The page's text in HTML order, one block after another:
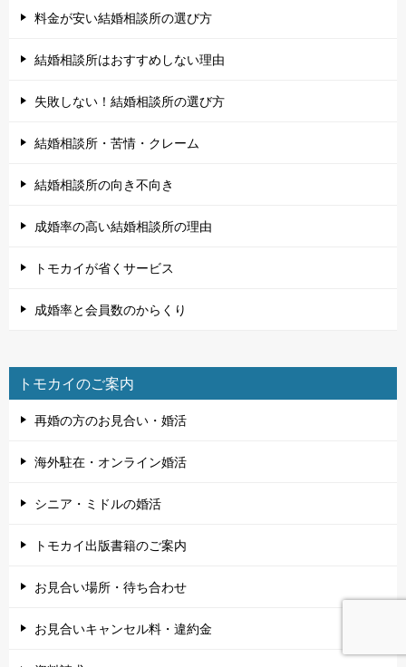
料金が安い結婚相談所の選び方
結婚相談所はおすすめしない理由
失敗しない！結婚相談所の選び方
結婚相談所・苦情・クレーム
結婚相談所の向き不向き
成婚率の高い結婚相談所の理由
トモカイが省くサービス
成婚率と会員数のからくり
トモカイのご案内
再婚の方のお見合い・婚活
海外駐在・オンライン婚活
シニア・ミドルの婚活
トモカイ出版書籍のご案内
お見合い場所・待ち合わせ
お見合いキャンセル料・違約金